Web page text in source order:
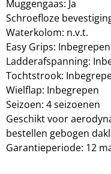
Muggengaas: Ja
Schroefloze
Waterkolom: n.v.t.
Easy Grips: Inbegrepen
Ladderafspanning:
Tochtstrook:
Wielflap: Inbegrepen
Seizoen: 4 seizoenen
Geschikt voor
bestellen gebogen
Garantieperiode: 12